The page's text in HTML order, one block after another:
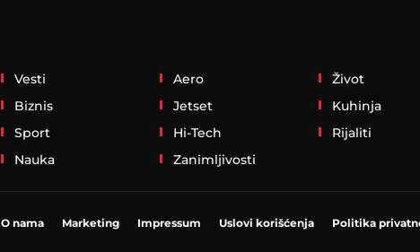
Vesti
Biznis
Sport
Nauka
Aero
Jetset
Hi-Tech
Zanimljivosti
Život
Kuhinja
Rijaliti
O nama Marketing Impressum Uslovi korišćenja Politika